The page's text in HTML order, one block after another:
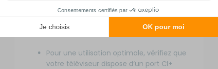
une utilisation adaptée à tous les
déplacement.
Pour une utilisation optimale, vérifiez que
votre téléviseur dispose d’un port CI+